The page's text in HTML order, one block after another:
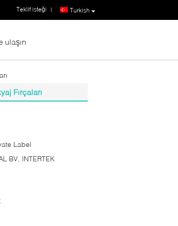
Turkish
Teklif isteği |
ulaşın
Fırçaları
Label
BV, INTERTEK